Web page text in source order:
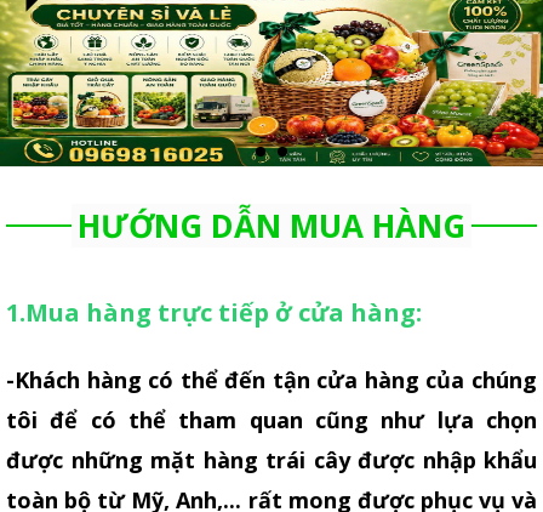
HƯỚNG DẪN MUA HÀNG
1.Mua hàng trực tiếp ở cửa hàng:
-Khách hàng có thể đến tận cửa hàng của chúng
tôi để có thể tham quan cũng như lựa chọn
được những mặt hàng trái cây được nhập khẩu
toàn bộ từ Mỹ, Anh,... rất mong được phục vụ và